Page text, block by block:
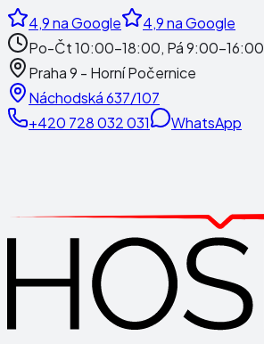
4,9na Google 4,9na Google
Po-Čt 10:00-18:00, Pá 9:00-16:00
Praha 9 - Horní Počernice
Náchodská 637/107
+420 728 032 031
WhatsApp